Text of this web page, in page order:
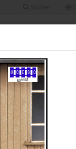
BAUGRÖSSE N
N-
nach